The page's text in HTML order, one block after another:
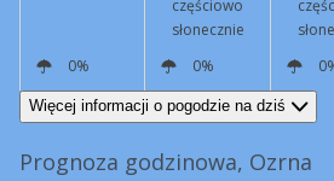
częściowo
słonecznie
0% 0%
NE
6 km/h SW
12 km/h
Więcej informacji o pogodzie na dziś
Prognoza godzinowa, Ozrna